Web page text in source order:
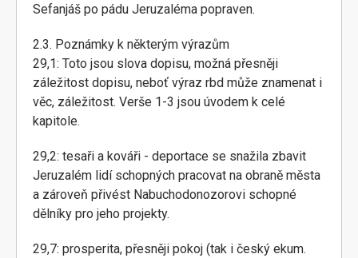
Sefanjáš po pádu Jeruzaléma popraven.
2.3. Poznámky k některým výrazům
29,1: Toto jsou slova dopisu, možná přesněji
záležitost dopisu, neboť výraz rbd může znamenat i
věc, záležitost. Verše 1-3 jsou úvodem k celé
kapitole.
29,2: tesaři a kováři - deportace se snažila zbavit
Jeruzalém lidí schopných pracovat na obraně města
a zároveň přivést Nabuchodonozorovi schopné
dělníky pro jeho projekty.
29,7: prosperita, přesněji pokoj (tak i český ekum.